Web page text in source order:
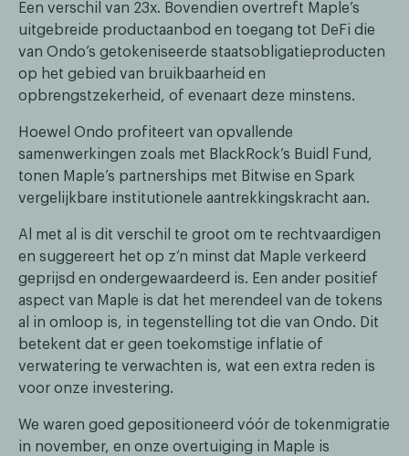
Een verschil van 23x. Bovendien overtreft Maple’s
uitgebreide productaanbod en toegang tot DeFi die
van Ondo’s getokeniseerde staatsobligatieproducten
op het gebied van bruikbaarheid en
opbrengstzekerheid, of evenaart deze minstens.
Hoewel Ondo profiteert van opvallende
samenwerkingen zoals met BlackRock’s Buidl Fund,
tonen Maple’s partnerships met Bitwise en Spark
vergelijkbare institutionele aantrekkingskracht aan.
Al met al is dit verschil te groot om te rechtvaardigen
en suggereert het op z’n minst dat Maple verkeerd
geprijsd en ondergewaardeerd is. Een ander positief
aspect van Maple is dat het merendeel van de tokens
al in omloop is, in tegenstelling tot die van Ondo. Dit
betekent dat er geen toekomstige inflatie of
verwatering te verwachten is, wat een extra reden is
voor onze investering.
We waren goed gepositioneerd vóór de tokenmigratie
in november, en onze overtuiging in Maple is